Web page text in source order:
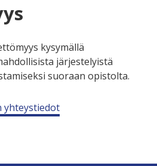
kysymällä
järjestelyistä
suoraan opistolta.
yhteystiedot